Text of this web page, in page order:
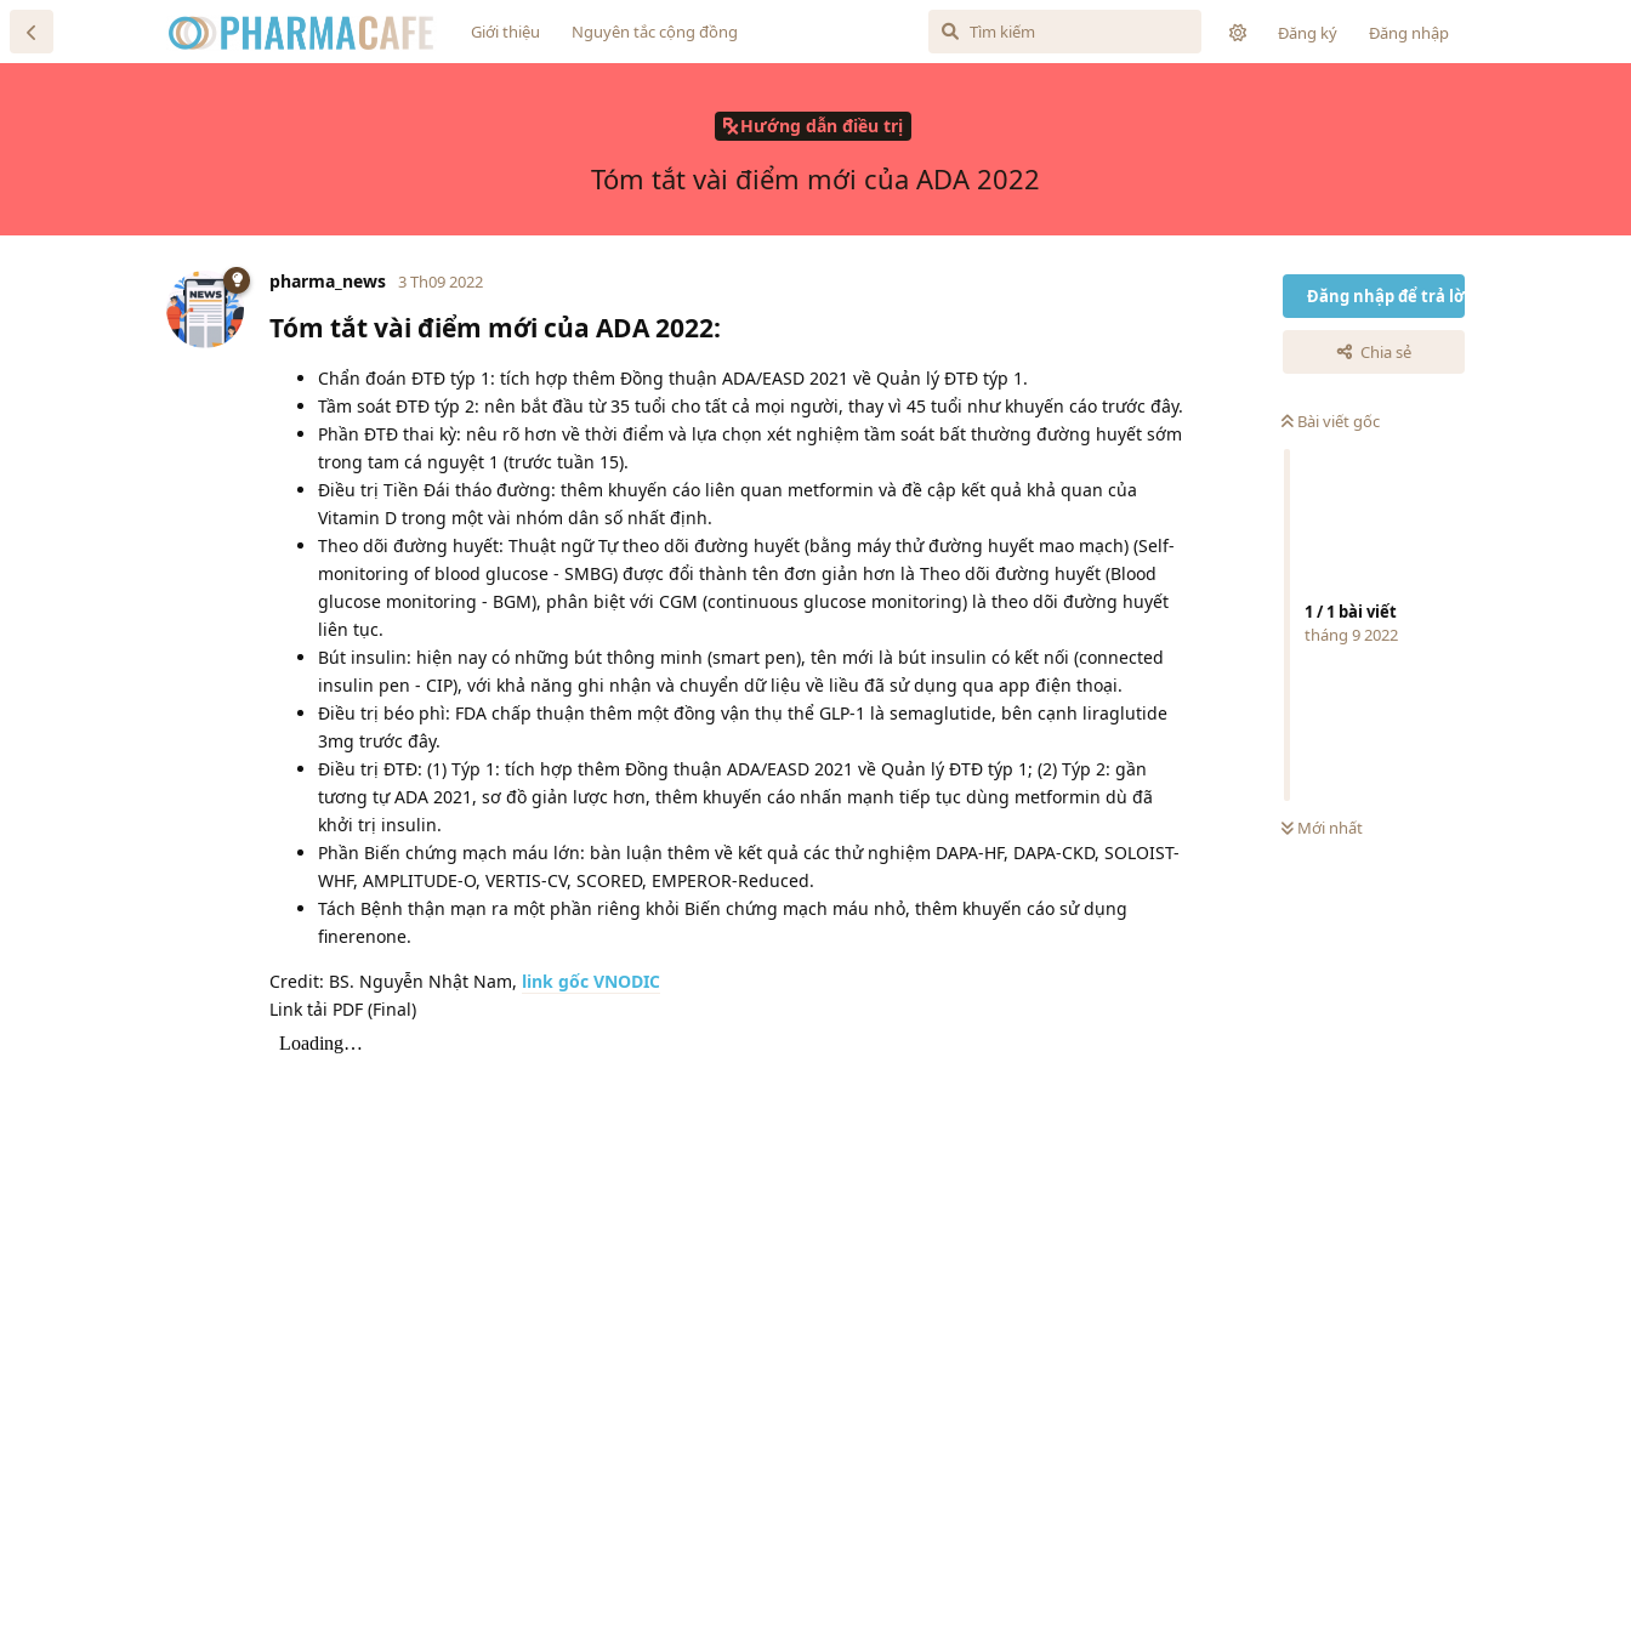
Giới thiệu Nguyên tắc cộng đồng Đăng ký Đăng nhập
Hướng dẫn điều trị
Tóm tắt vài điểm mới của ADA 2022
Đăng nhập để trả lời
Chia sẻ
Bài viết gốc
1 /1 bài viết
tháng 9 2022
Mới nhất
pharma_news 3 Th09 2022
Tóm tắt vài điểm mới của ADA 2022:
Chẩn đoán ĐTĐ týp 1: tích hợp thêm Đồng thuận ADA/EASD 2021 về Quản lý ĐTĐ týp 1.
Tầm soát ĐTĐ týp 2: nên bắt đầu từ 35 tuổi cho tất cả mọi người, thay vì 45 tuổi như khuyến cáo trước đây.
Phần ĐTĐ thai kỳ: nêu rõ hơn về thời điểm và lựa chọn xét nghiệm tầm soát bất thường đường huyết sớm
trong tam cá nguyệt 1 (trước tuần 15).
Điều trị Tiền Đái tháo đường: thêm khuyến cáo liên quan metformin và đề cập kết quả khả quan của
Vitamin D trong một vài nhóm dân số nhất định.
Theo dõi đường huyết: Thuật ngữ Tự theo dõi đường huyết (bằng máy thử đường huyết mao mạch) (Self-
monitoring of blood glucose - SMBG) được đổi thành tên đơn giản hơn là Theo dõi đường huyết (Blood
glucose monitoring - BGM), phân biệt với CGM (continuous glucose monitoring) là theo dõi đường huyết
liên tục.
Bút insulin: hiện nay có những bút thông minh (smart pen), tên mới là bút insulin có kết nối (connected
insulin pen - CIP), với khả năng ghi nhận và chuyển dữ liệu về liều đã sử dụng qua app điện thoại.
Điều trị béo phì: FDA chấp thuận thêm một đồng vận thụ thể GLP-1 là semaglutide, bên cạnh liraglutide
3mg trước đây.
Điều trị ĐTĐ: (1) Týp 1: tích hợp thêm Đồng thuận ADA/EASD 2021 về Quản lý ĐTĐ týp 1; (2) Týp 2: gần
tương tự ADA 2021, sơ đồ giản lược hơn, thêm khuyến cáo nhấn mạnh tiếp tục dùng metformin dù đã
khởi trị insulin.
Phần Biến chứng mạch máu lớn: bàn luận thêm về kết quả các thử nghiệm DAPA-HF, DAPA-CKD, SOLOIST-
WHF, AMPLITUDE-O, VERTIS-CV, SCORED, EMPEROR-Reduced.
Tách Bệnh thận mạn ra một phần riêng khỏi Biến chứng mạch máu nhỏ, thêm khuyến cáo sử dụng
finerenone.
Credit: BS. Nguyễn Nhật Nam, link gốc VNODIC
Link tải PDF (Final)